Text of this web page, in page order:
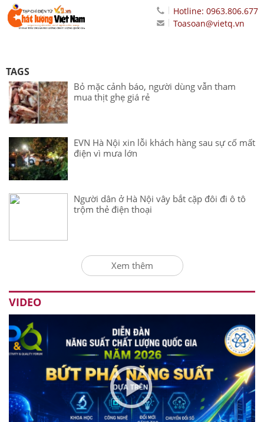
Hotline: 0963.806.677
Toasoan@vietq.vn
TAGS
Bỏ mặc cảnh báo, người dùng vẫn tham
mua thịt ghẹ giá rẻ
EVN Hà Nội xin lỗi khách hàng sau sự cố mất
điện vì mưa lớn
Người dân ở Hà Nội vây bắt cặp đôi đi ô tô
trộm thẻ điện thoại
Xem thêm
VIDEO